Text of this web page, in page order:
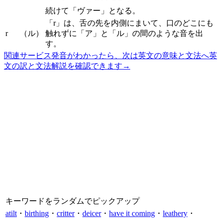
続けて「ヴァー」となる。
r （ル）
「r」は、舌の先を内側にまいて、口のどこにも
触れずに「ア」と「ル」の間のような音を出
す。
関連サービス発音がわかったら、次は英文の意味と文法へ英
文の訳と文法解説を確認できます →
キーワードをランダムでピックアップ
atilt ・ birthing ・ critter・ deicer・ have it coming ・ leathery ・